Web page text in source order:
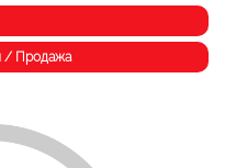
/ Продажа